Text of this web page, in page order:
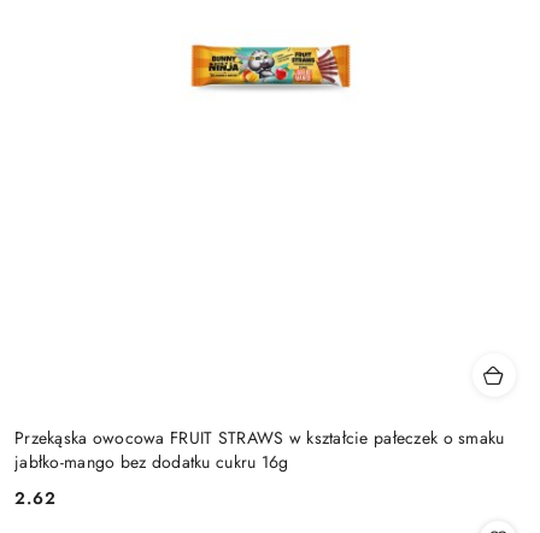
Przekąska owocowa FRUIT STRAWS w kształcie pałeczek o smaku
jabłko-mango bez dodatku cukru 16g
Cena:
2.62